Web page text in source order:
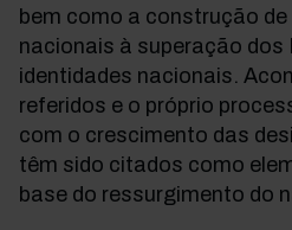
bem como a construção
nacionais à superação
identidades nacionais.
referidos e o próprio
com o crescimento das
têm sido citados como
base do ressurgimento do